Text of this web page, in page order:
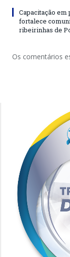
Capacitação em
fortalece
ribeirinhas de
Os comentários